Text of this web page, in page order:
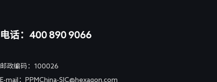
邮政编码：100026
E-mail：PPMChina-SIC@hexagon.com
电话：400 890 9066